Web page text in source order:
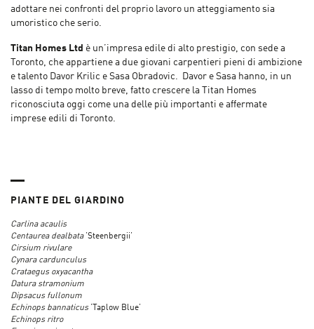
adottare nei confronti del proprio lavoro un atteggiamento sia
umoristico che serio.
Titan Homes Ltd è un’impresa edile di alto prestigio, con sede a
Toronto, che appartiene a due giovani carpentieri pieni di ambizione
e talento Davor Krilic e Sasa Obradovic. Davor e Sasa hanno, in un
lasso di tempo molto breve, fatto crescere la Titan Homes
riconosciuta oggi come una delle più importanti e affermate
imprese edili di Toronto.
PIANTE DEL GIARDINO
Carlina acaulis
Centaurea dealbata ’Steenbergii’
Cirsium rivulare
Cynara cardunculus
Crataegus oxyacantha
Datura stramonium
Dipsacus fullonum
Echinops bannaticus
’Taplow Blue’
Echinops ritro